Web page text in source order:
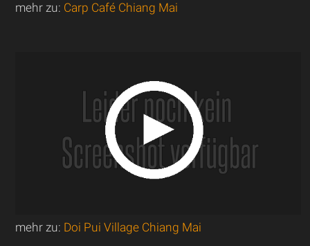
mehr zu: Carp Café Chiang Mai
mehr zu: Doi Pui Village Chiang Mai